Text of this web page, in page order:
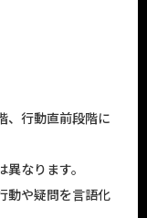
、行動直前段階に
なります。
動や疑問を言語化